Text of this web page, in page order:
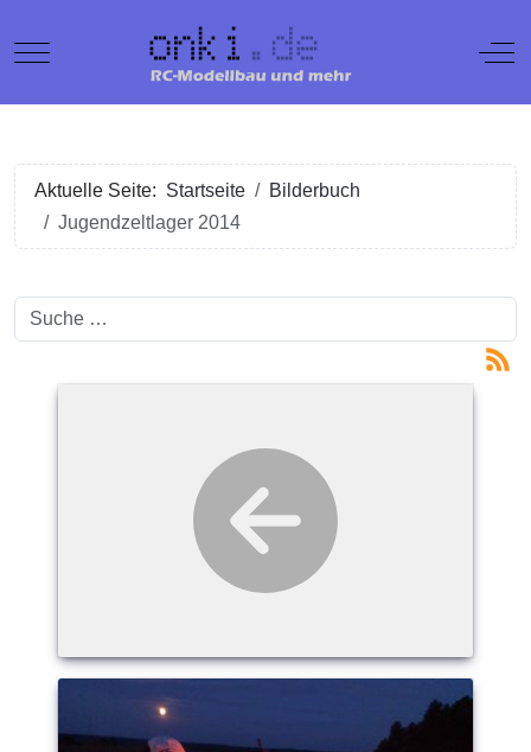
Mobile Menu Toggle Off-
Aktuelle Seite: Startseite
Bilderbuch
Jugendzeltlager 2014
Suchen